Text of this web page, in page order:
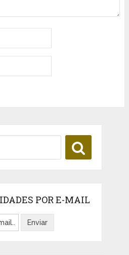
POR E-MAIL